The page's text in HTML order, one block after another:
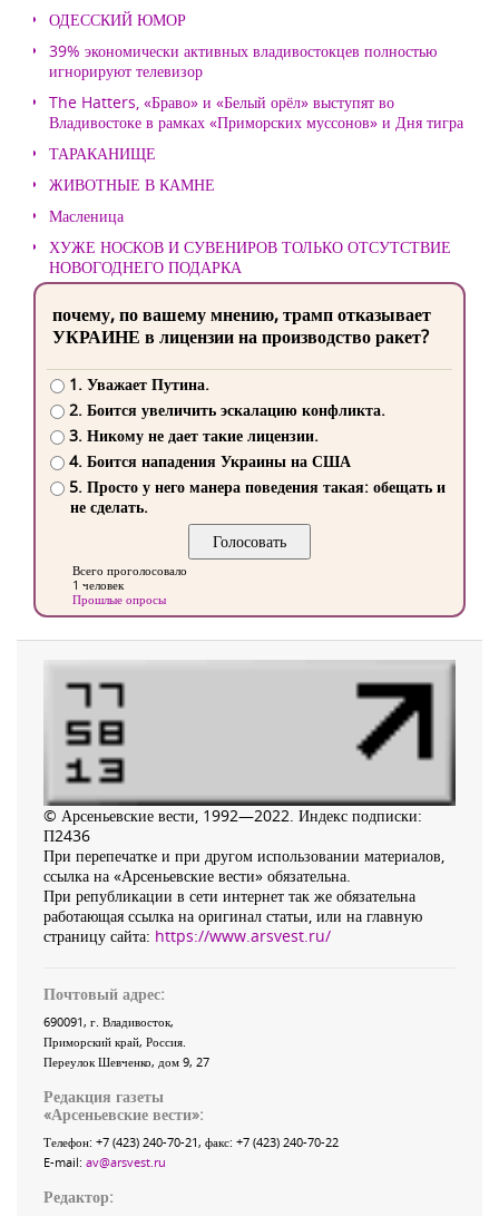
ОДЕССКИЙ ЮМОР
39% экономически активных владивостокцев полностью
игнорируют телевизор
The Hatters, «Браво» и «Белый орёл» выступят во
Владивостоке в рамках «Приморских муссонов» и Дня тигра
ТАРАКАНИЩЕ
ЖИВОТНЫЕ В КАМНЕ
Масленица
ХУЖЕ НОСКОВ И СУВЕНИРОВ ТОЛЬКО ОТСУТСТВИЕ
НОВОГОДНЕГО ПОДАРКА
почему, по вашему мнению, трамп отказывает
УКРАИНЕ в лицензии на производство ракет?
1. Уважает Путина.
2. Боится увеличить эскалацию конфликта.
3. Никому не дает такие лицензии.
4. Боится нападения Украины на США
5. Просто у него манера поведения такая: обещать и
не сделать.
Всего проголосовало
1 человек
Прошлые опросы
© Арсеньевские вести, 1992—2022. Индекс подписки:
П2436
При перепечатке и при другом использовании материалов,
ссылка на «Арсеньевские вести» обязательна.
При републикации в сети интернет так же обязательна
работающая ссылка на оригинал статьи, или на главную
страницу сайта: https://www.arsvest.ru/
Почтовый адрес:
690091, г. Владивосток,
Приморский край, Россия
Переулок Шевченко, дом 9, 27
Редакция газеты
«Арсеньевские вести»:
Телефон: +7 (423) 240-70-21, факс: +7 (423) 240-70-22
E-mail: av@arsvest.ru
Редактор: